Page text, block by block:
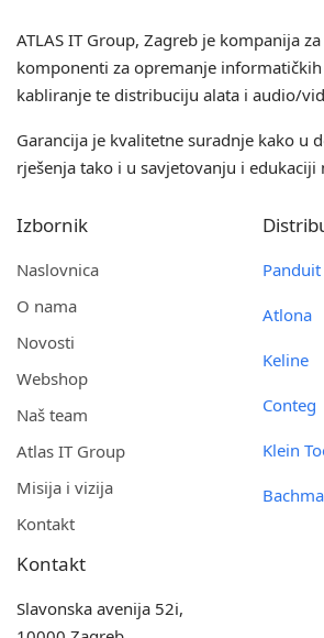
ATLAS IT Group, Zagreb je kompanija
komponenti za opremanje
kabliranje te distribuciju alata i audio/
Garancija je kvalitetne suradnje kako u
rješenja tako i u savjetovanju i edukaciji
Izbornik
Naslovnica
O nama
Novosti
Webshop
Naš team
Atlas IT Group
Misija i vizija
Kontakt
Panduit
Atlona
Keline
Conteg
Klein
Kontakt
Slavonska avenija 52i,